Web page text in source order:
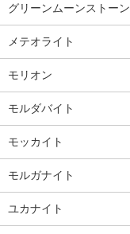
グリーンムーンストーン
メテオライト
モリオン
モルダバイト
モッカイト
モルガナイト
ユカナイト